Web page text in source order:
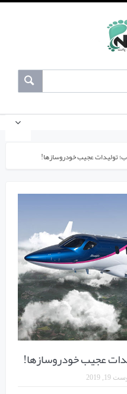
تولیدات عجیب خودروسازها!
عجیب خودروسازها!
19, 2019